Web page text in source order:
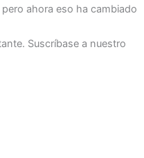
ahora eso ha cambiado
Suscríbase a nuestro